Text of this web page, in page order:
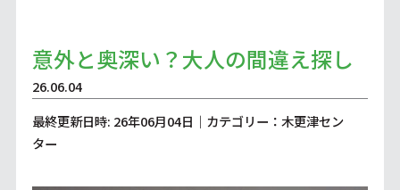
意外と奥深い？大人の間違え探し
26.06.04
最終更新日時: 26年06月04日｜カテゴリー：木更津セン
ター